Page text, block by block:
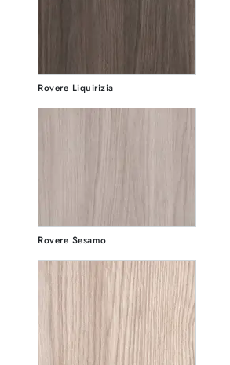
Rovere Liquirizia
Rovere Sesamo